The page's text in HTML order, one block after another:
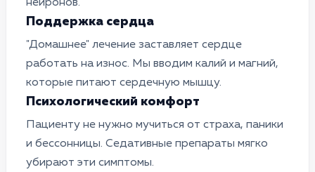
нейронов.
Поддержка сердца
"Домашнее" лечение заставляет сердце
работать на износ. Мы вводим калий и магний,
которые питают сердечную мышцу.
Психологический комфорт
Пациенту не нужно мучиться от страха, паники
и бессонницы. Седативные препараты мягко
убирают эти симптомы.